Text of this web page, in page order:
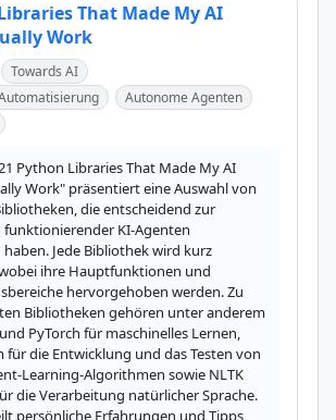
That Made My AI
Work
Towards AI
Autonome Agenten
Python Libraries That Made My AI
Work" präsentiert eine Auswahl von
die entscheidend zur
funktionierender KI-Agenten
Jede Bibliothek wird kurz
ihre Hauptfunktionen und
hervorgehoben werden. Zu
Bibliotheken gehören unter anderem
PyTorch für maschinelles Lernen,
für die Entwicklung und das Testen von
Learning-Algorithmen sowie NLTK
die Verarbeitung natürlicher Sprache.
persönliche Erfahrungen und Tipps